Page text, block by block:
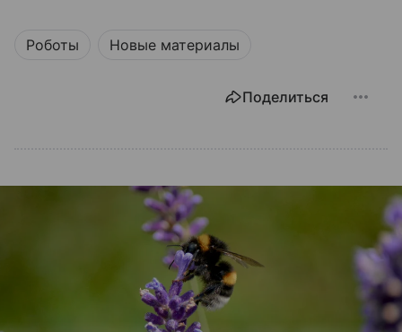
Роботы Новые материалы
Поделиться